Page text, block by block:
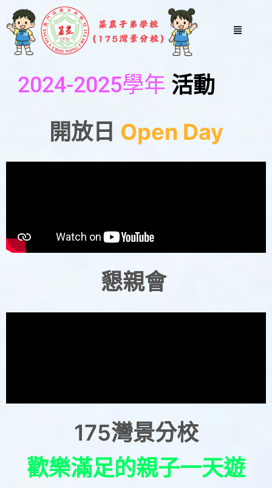
至
Menu
2024-2025學年 活動
開放日 Open Day
懇親會
175灣景分校
歡樂滿足的親子一天遊